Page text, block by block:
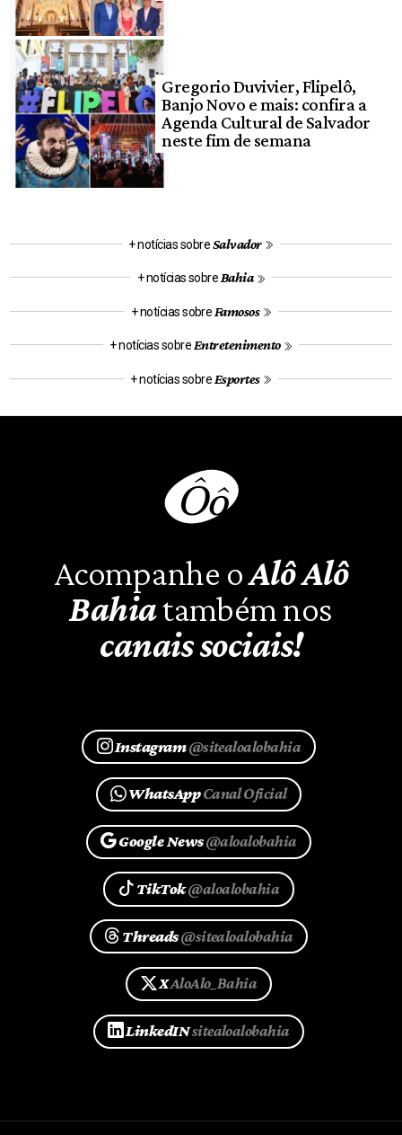
Gregorio Duvivier, Flipelô,
Banjo Novo e mais: confira a
Agenda Cultural de Salvador
neste fim de semana
+ notícias sobreSalvador
+ notícias sobre Bahia
+ notícias sobre Famosos
+ notícias sobre Entretenimento
+ notícias sobre Esportes
Acompanhe oAlô Alô
Bahiatambém nos
canais sociais!
Instagram@sitealoalobahia
WhatsAppCanal Oficial
Google News@aloalobahia
TikTok@aloalobahia
Threads@sitealoalobahia
XAloAlo_Bahia
LinkedINsitealoalobahia